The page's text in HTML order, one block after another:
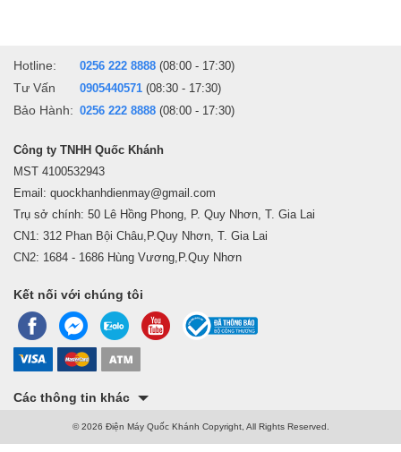
Hotline: 0256 222 8888 (08:00 - 17:30)
Tư Vấn 0905440571 (08:30 - 17:30)
Bảo Hành: 0256 222 8888 (08:00 - 17:30)
Công ty TNHH Quốc Khánh
MST 4100532943
Email: quockhanhdienmay@gmail.com
Trụ sở chính: 50 Lê Hồng Phong, P. Quy Nhơn, T. Gia Lai
CN1: 312 Phan Bội Châu,P.Quy Nhơn, T. Gia Lai
CN2: 1684 - 1686 Hùng Vương,P.Quy Nhơn
Kết nối với chúng tôi
Các thông tin khác
© 2026 Điện Máy Quốc Khánh Copyright, All Rights Reserved.